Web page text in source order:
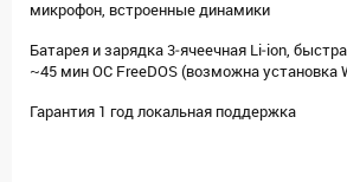
микрофон, встроенные динамики
Батарея и зарядка 3‑ячеечная Li‑ion,
~45 мин ОС FreeDOS (возможна установка
Гарантия 1 год локальная поддержка